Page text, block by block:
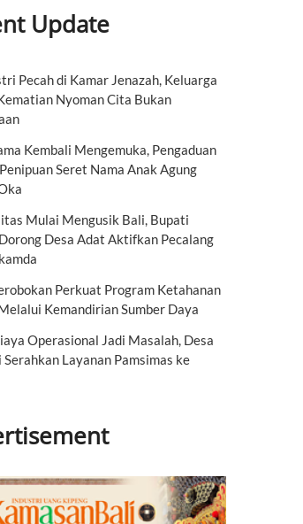
Update
Pecah di Kamar Jenazah, Keluarga
Nyoman Cita Bukan
Kembali Mengemuka, Pengaduan
Seret Nama Anak Agung
Mulai Mengusik Bali, Bupati
Desa Adat Aktifkan Pecalang
Perkuat Program Ketahanan
Kemandirian Sumber Daya
Operasional Jadi Masalah, Desa
Serahkan Layanan Pamsimas ke